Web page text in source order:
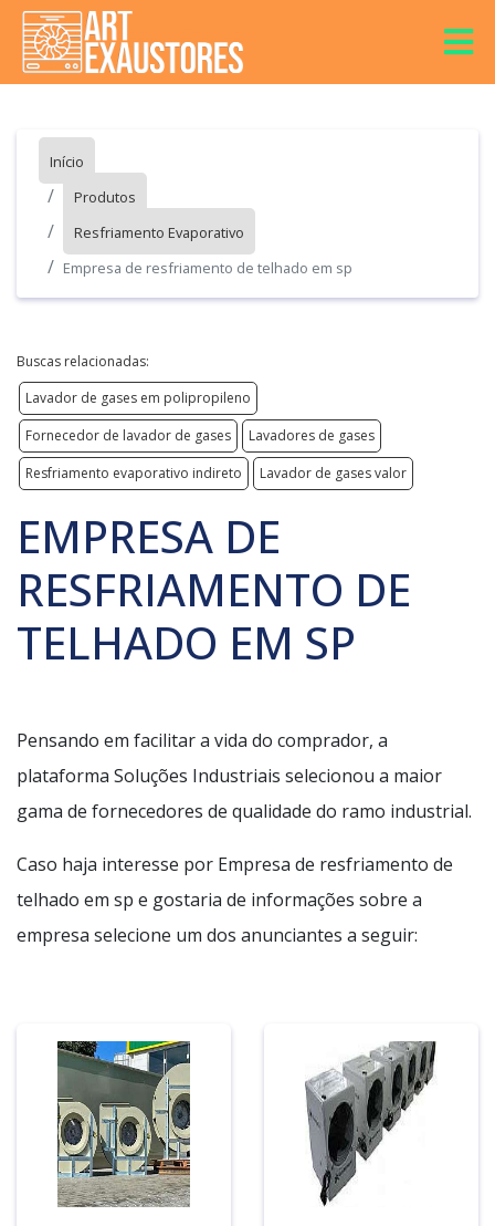
Início
Produtos
Resfriamento Evaporativo
Empresa de resfriamento de telhado em sp
Buscas relacionadas:
Lavador de gases em polipropileno
Fornecedor de lavador de gases
Lavadores de gases
Resfriamento evaporativo indireto
Lavador de gases valor
EMPRESA DE
RESFRIAMENTO DE
TELHADO EM SP
Pensando em facilitar a vida do comprador, a
plataforma Soluções Industriais selecionou a maior
gama de fornecedores de qualidade do ramo industrial.
Caso haja interesse por Empresa de resfriamento de
telhado em sp e gostaria de informações sobre a
empresa selecione um dos anunciantes a seguir: